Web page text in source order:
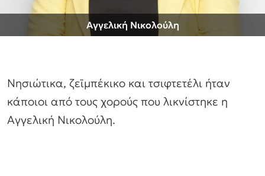
Αγγελική Νικολούλη
Νησιώτικα, ζεϊμπέκικο και τσιφτετέλι ήταν
κάποιοι από τους χορούς που λικνίστηκε η
Αγγελική Νικολούλη.